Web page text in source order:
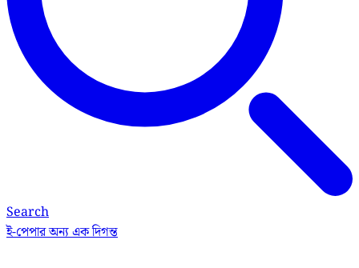
Search
ই-পেপারঅন্য এক দিগন্ত